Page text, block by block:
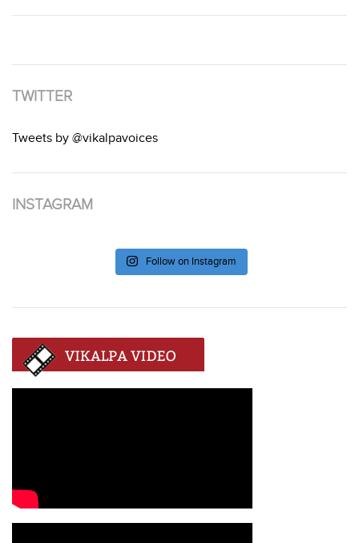
TWITTER
Tweets by @vikalpavoices
INSTAGRAM
Follow on Instagram